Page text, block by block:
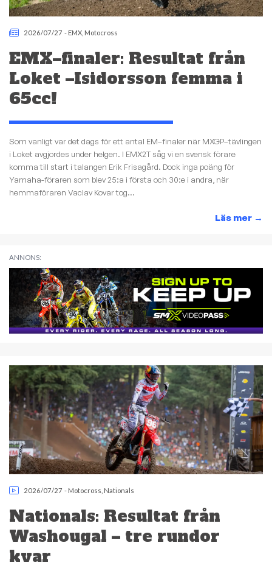
2026/07/27 - EMX Motocross
EMX–finaler: Resultat från
Loket –Isidorsson femma i
65cc!
Som vanligt var det dags för ett antal EM–finaler när MXGP–tävlingen
i Loket avgjordes under helgen. I EMX2T såg vi en svensk förare
komma till start i talangen Erik Frisagård. Dock inga poäng för
Yamaha-föraren som blev 25:a i första och 30:e i andra, när
hemmaföraren Vaclav Kovar tog...
Läs mer →
ANNONS:
2026/07/27 - Motocross Nationals
Nationals: Resultat från
Washougal – tre rundor
kvar